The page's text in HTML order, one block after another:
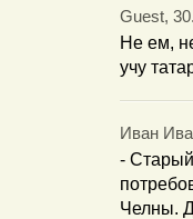
Guest,
Не ем,
учу
Иван
-
Челны.